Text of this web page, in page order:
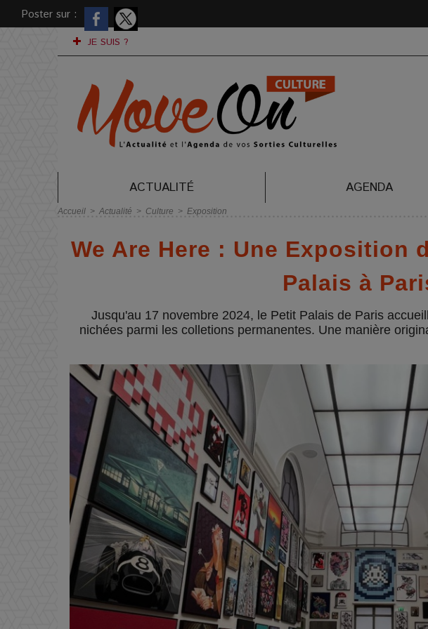
Poster sur :
JE SUIS ?
ACTUALITÉ AGENDA
Accueil > Actualité > Culture > Exposition
We Are Here : Une Exposition
Palais à
Jusqu'au 17 novembre 2024, le Petit Palais de Paris
nichées parmi les colletions permanentes. Une manière